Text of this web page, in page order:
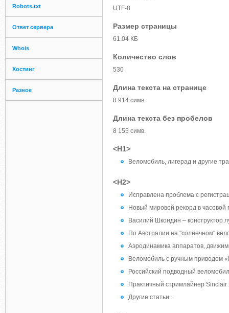
Robots.txt
Ответ сервера
Whois
Хостинг
Разное
UTF-8
Размер страницы
61.04 КБ
Количество слов
530
Длина текста на странице
8 914 симв.
Длина текста без пробелов
8 155 симв.
<H1>
Веломобиль, лигерад и другие
<H2>
Исправлена проблема с
Новый мировой рекорд в часовой
Василий Шкондин – конструктор
По Австралии на "солнечном"
Аэродинамика аппаратов,
Веломобиль с ручным приводом
Российский подводный
Практичный стримлайнер Sinclair
Другие статьи...